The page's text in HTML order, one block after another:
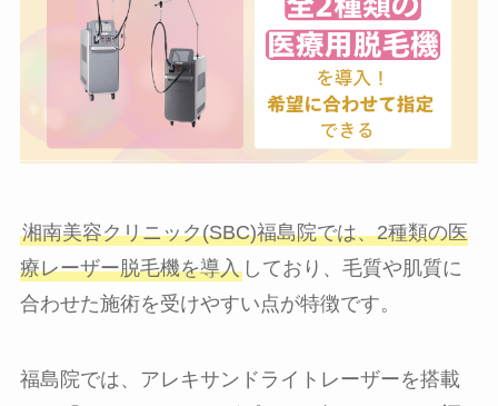
湘南美容クリニック(SBC)福島院では、2種類の医
療レーザー脱毛機を導入しており、毛質や肌質に
合わせた施術を受けやすい点が特徴です。
福島院では、アレキサンドライトレーザーを搭載